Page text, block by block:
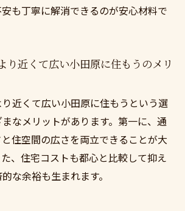
り暮らしたいなら小田原
に住むより近くて広い小田原に住
育てがしやすくなる
に住むより近くて広い小田原に住
族の笑顔が増える理由
に住むより近くて広い小田原に住
とりのある家時間
に住むより近くて広い小田原に住
まい選びポイント
も丁寧に解消できるのが安心材料で
り近くて広い小田原に住もうのメリ
近くて広い小田原に住もうという選
なメリットがあります。第一に、通
住空間の広さを両立できることが大
、住宅コストも都心と比較して抑え
な余裕も生まれます。